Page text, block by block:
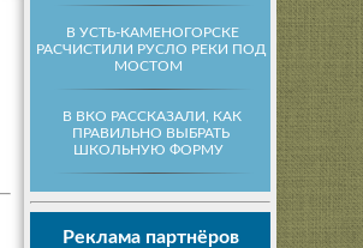
В УСТЬ-КАМЕНОГОРСКЕ
РАСЧИСТИЛИ РУСЛО РЕКИ ПОД
МОСТОМ
В ВКО РАССКАЗАЛИ, КАК
ПРАВИЛЬНО ВЫБРАТЬ
ШКОЛЬНУЮ ФОРМУ
Реклама партнёров